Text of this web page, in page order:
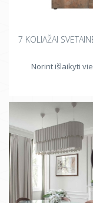
7 KOLIAŽAI
Norint išlaikyti